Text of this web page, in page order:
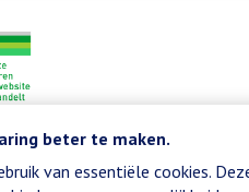
beter te maken.
van essentiële cookies.